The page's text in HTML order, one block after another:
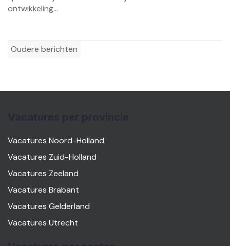
ontwikkeling...
Berichtennavigatie
Oudere berichten
Vacatures Noord-Holland
Vacatures Zuid-Holland
Vacatures Zeeland
Vacatures Brabant
Vacatures Gelderland
Vacatures Utrecht